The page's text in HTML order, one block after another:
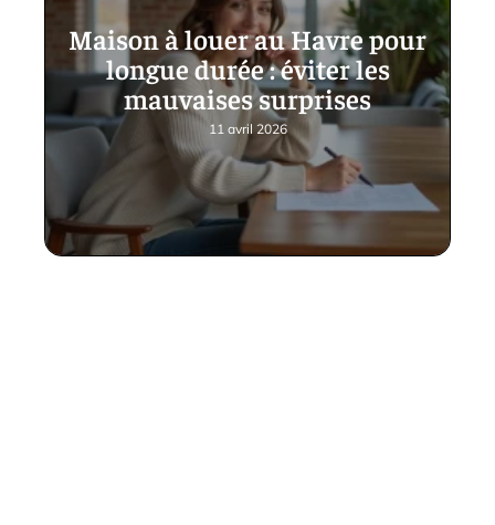
Maison à louer au Havre pour
longue durée : éviter les
mauvaises surprises
11 avril 2026